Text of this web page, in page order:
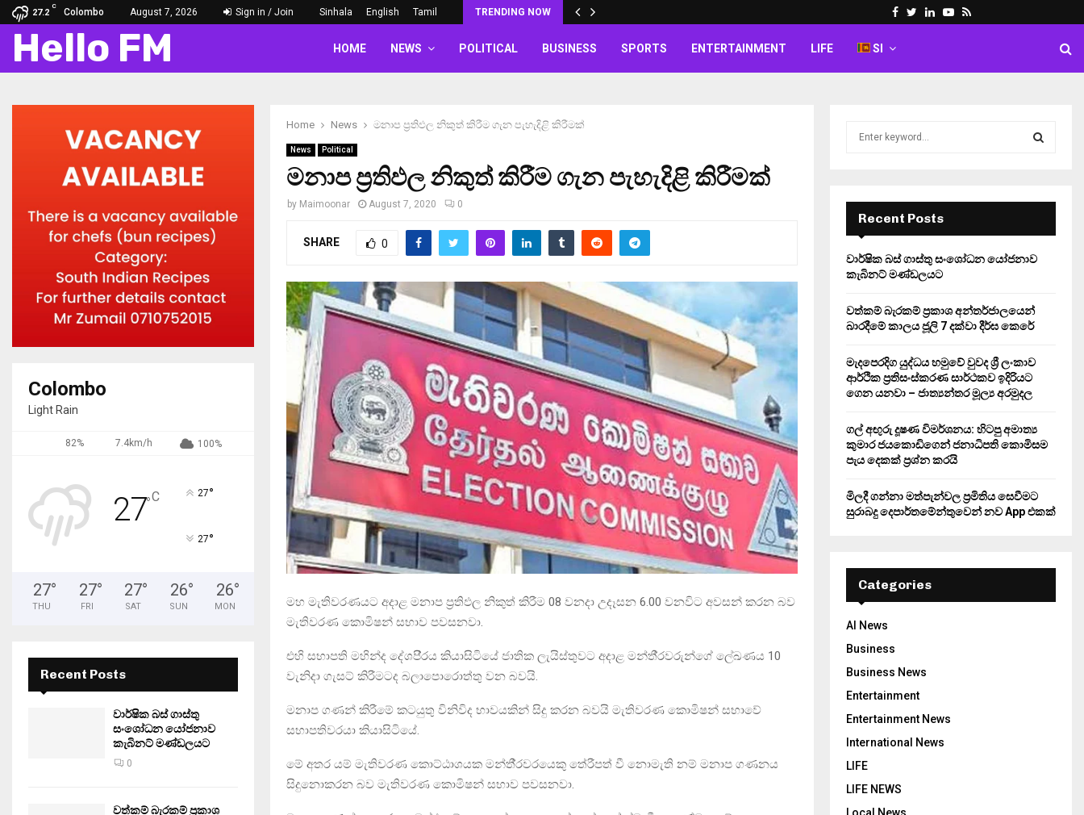
27.2
C
Colombo August 7, 2026 Sign in / Join Sinhala English Tamil TRENDING NOW Facebook
Twitter
LinkedinYoutube
Rss
Hello FM HOME NEWS POLITICAL BUSINESS SPORTS ENTERTAINMENT LIFE SI
Home News මනාප ප‍්‍රතිඵල නිකුත් කිරීම ගැන පැහැදිළි කිරීමක්
News Political
මනාප ප‍්‍රතිඵල නිකුත් කිරීම ගැන පැහැදිළි කිරීමක්
by Maimoonar August 7, 2020 0
SHARE 0
මහ මැතිවරණයට අදාළ මනාප ප‍්‍රතිඵල නිකුත් කිරීම 08 වනදා උදෑසන 6.00 වනවිට අවසන් කරන බව
මැතිවරණ කොමිෂන් සභාව පවසනවා.
එහි සභාපති මහින්ද දේශපි‍්‍රය කියාසිටියේ ජාතික ලැයිස්තුවට අදාළ මන්තී‍්‍රවරුන්ගේ ලේඛණය 10
වැනිදා ගැසට් කිරීමටද බලාපොරොත්තු වන බවයි.
මනාප ගණන් කිරීමේ කටයුතු විනිවිද භාවයකින් සිදු කරන බවයි මැතිවරණ කොමිෂන් සභාවේ
සභාපතිවරයා කියාසිටියේ.
මේ අතර යම් මැතිවරණ කොට්ඨාශයක මන්තී‍්‍රවරයෙකු තේරීපත් වී නොමැති නම් මනාප ගණනය
සිදුනොකරන බව මැතිවරණ කොමිෂන් සභාව පවසනවා.
Colombo
Light Rain
82% 7.4km/h 100%
27°C 27°
27°
27°
THU
27°
FRI
27°
SAT
26°
SUN
26°
MON
Recent Posts
වාර්ෂික බස් ගාස්තු
සංශෝධන යෝජනාව
කැබිනට් මණ්ඩලයට
0
වත්කම් බැරකම් ප්‍රකාශ
r
:
E
A
R
H
Recent Posts
වාර්ෂික බස් ගාස්තු සංශෝධන යෝජනාව
කැබිනට් මණ්ඩලයට
වත්කම් බැරකම් ප්‍රකාශ අන්තර්ජාලයෙන්
බාරදීමේ කාලය ජූලි 7 දක්වා දීර්ඝ කෙරේ
මැදපෙරදිග යුද්ධය හමුවේ වුවද ශ්‍රී ලංකාව
ආර්ථික ප්‍රතිසංස්කරණ සාර්ථකව ඉදිරියට
ගෙන යනවා – ජාත්‍යන්තර මූල්‍ය අරමුදල
ගල් අඟුරු දූෂණ විමර්ශනය: හිටපු අමාත්‍ය
කුමාර ජයකොඩිගෙන් ජනාධිපති කොමිසම
පැය දෙකක් ප්‍රශ්න කරයි
මිලදී ගන්නා මත්පැන්වල ප්‍රමිතිය සෙවීමට
සුරාබදු දෙපාර්තමේන්තුවෙන් නව App එකක්
Categories
AI News
Business
Business News
Entertainment
Entertainment News
International News
LIFE
LIFE NEWS